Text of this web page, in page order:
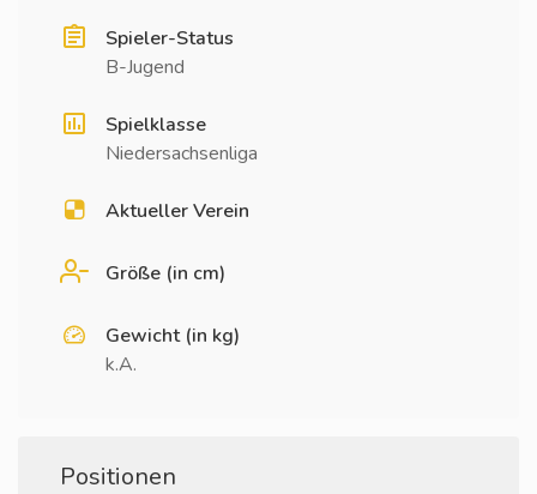
Spieler-Status
B-Jugend
Spielklasse
Niedersachsenliga
Aktueller Verein
Größe (in cm)
Gewicht (in kg)
k.A.
Positionen